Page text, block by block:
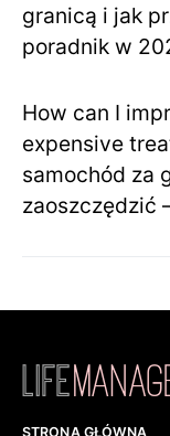
granicą i jak
poradnik w
How can I
expensive
samochód za
zaoszczędzić
STRONA GŁÓWNA